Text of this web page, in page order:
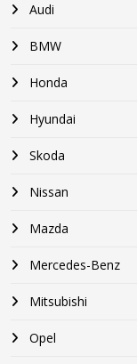
Audi
BMW
Honda
Hyundai
Skoda
Nissan
Mazda
Mercedes-Benz
Mitsubishi
Opel